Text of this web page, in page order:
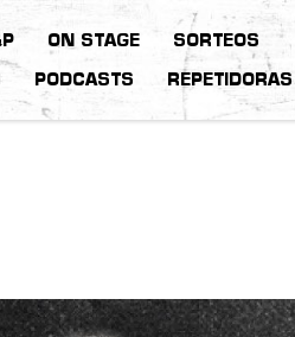
ON STAGE SORTEOS
PODCASTS REPETIDORAS